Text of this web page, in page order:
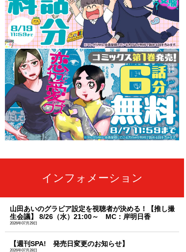
インフォメーション
山田あいのグラビア設定を視聴者が決める！【推し撮
生会議】 8/26（水）21:00～ MC：岸明日香
2026年07月29日
【週刊SPA! 発売日変更のお知らせ】
2026年07月28日